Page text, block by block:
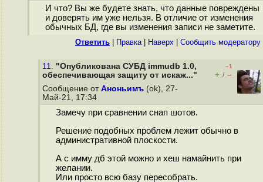
И что? Вы же будете знать, что данные повреждены
и доверять им уже нельзя. В отличие от изменения
обычных БД, где вы изменения записи не заметите.
Ответить Правка| Наверх Cообщить модератору
11. "Опубликована СУБД immudb 1.0,
обеспечивающая защиту от искаж..."
–1
+ / –
Сообщение от Аноньимъ (ok), 27-
Май-21, 17:34
Замечу при сравнении снап шотов.
Решение подобных проблем лежит обычно в
административной плоскости.
А с имму дб этой можно и хеш намайнить при
желании.
Или просто всю базу пересобрать.